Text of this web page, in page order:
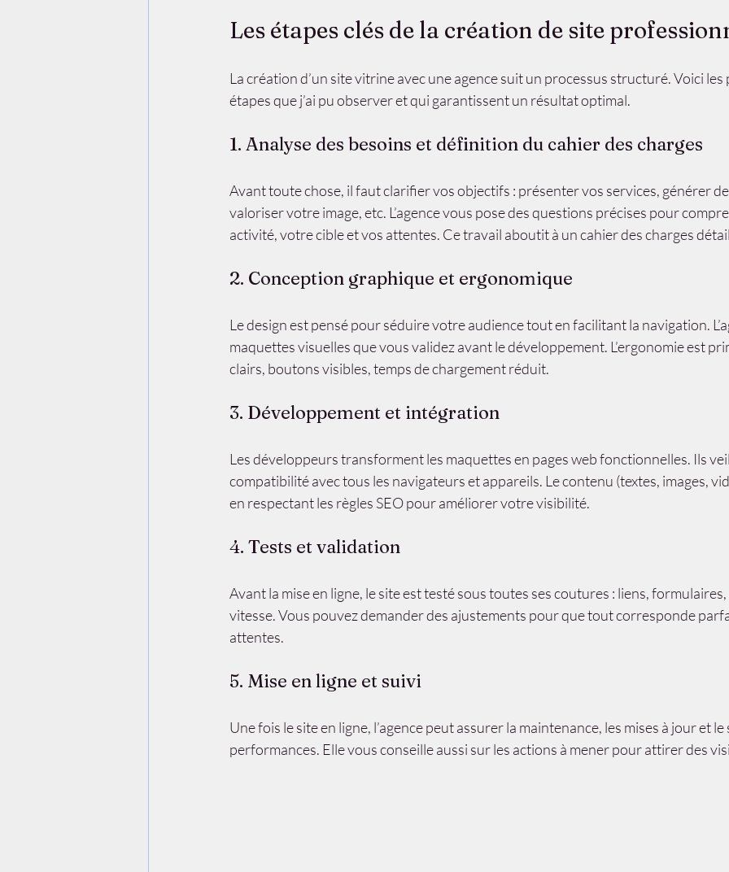
Les étapes clés de la création de site
La création d’un site vitrine avec une agence suit un processus structuré. Voici les
étapes que j’ai pu observer et qui garantissent un résultat optimal.
1. Analyse des besoins et définition du cahier des charges
Avant toute chose, il faut clarifier vos objectifs : présenter vos services, générer
valoriser votre image, etc. L’agence vous pose des questions précises pour
activité, votre cible et vos attentes. Ce travail aboutit à un cahier des charges
2. Conception graphique et ergonomique
Le design est pensé pour séduire votre audience tout en facilitant la navigation.
maquettes visuelles que vous validez avant le développement. L’ergonomie est
clairs, boutons visibles, temps de chargement réduit.
3. Développement et intégration
Les développeurs transforment les maquettes en pages web fonctionnelles. Ils
compatibilité avec tous les navigateurs et appareils. Le contenu (textes, images,
en respectant les règles SEO pour améliorer votre visibilité.
4. Tests et validation
Avant la mise en ligne, le site est testé sous toutes ses coutures : liens,
vitesse. Vous pouvez demander des ajustements pour que tout corresponde
attentes.
5. Mise en ligne et suivi
Une fois le site en ligne, l’agence peut assurer la maintenance, les mises à jour et le
performances. Elle vous conseille aussi sur les actions à mener pour attirer des